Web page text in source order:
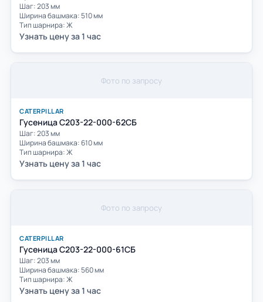
Шаг: 203 мм
Ширина башмака: 510 мм
Тип шарнира: Ж
Узнать цену за 1 час
Фото по запросу
CATERPILLAR
Гусеница С203-22-000-62СБ
Шаг: 203 мм
Ширина башмака: 610 мм
Тип шарнира: Ж
Узнать цену за 1 час
Фото по запросу
CATERPILLAR
Гусеница С203-22-000-61СБ
Шаг: 203 мм
Ширина башмака: 560 мм
Тип шарнира: Ж
Узнать цену за 1 час